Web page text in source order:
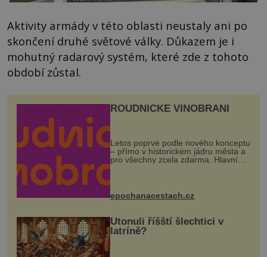
Aktivity armády v této oblasti neustaly ani po
skončení druhé světové války. Důkazem je i
mohutný radarový systém, které zde z tohoto
období zůstal.
ROUDNICKÉ VINOBRANÍ
Letos poprvé podle nového konceptu
– přímo v historickém jádru města a
pro všechny zcela zdarma. Hlavní
program se odehraje na Karlově a
mohou těšit na víno, burčák, pes...
epochanacestach.cz
Utonuli říšští šlechtici v
latríně?